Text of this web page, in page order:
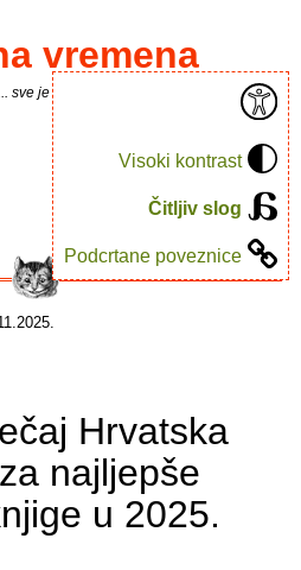
Visoki kontrast
Čitljiv slog
Podcrtane poveznice
vremena
sve je puno knjiga.
Hrvatska
najljepše
u 2025.